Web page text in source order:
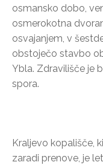
osmansko dobo,
osmerokotna
osvajanjem, v
obstoječo stavbo
Ybla. Zdravilišče je
spora.
Kraljevo kopališče,
zaradi prenove, je